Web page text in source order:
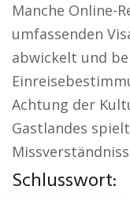
Manche Online-
umfassenden
abwickelt und
Achtung der
Gastlandes
Schlusswort: